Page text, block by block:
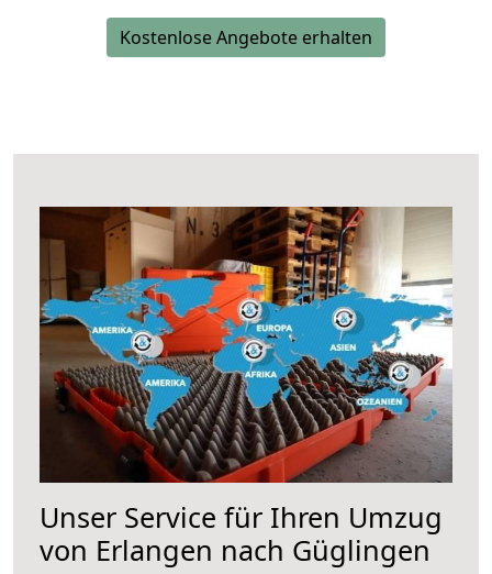
Kostenlose Angebote erhalten
Unser Service für Ihren Umzug
von Erlangen nach Güglingen